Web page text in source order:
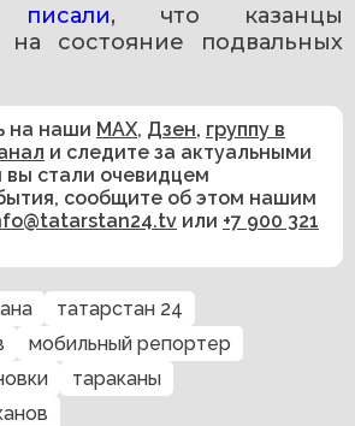
писали, что казанцы
на состояние подвальных
на наши MAX, Дзен, группу в
и следите за актуальными
вы стали очевидцем
сообщите об этом нашим
или +7 900 321
татарстан 24
мобильный репортер
тараканы